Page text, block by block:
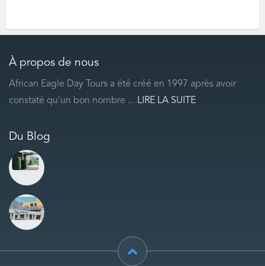
À propos de nous
African Eagle Day Tours a été créé en 1997 après avoir
constaté qu'un bon nombre ... LIRE LA SUITE
Du Blog